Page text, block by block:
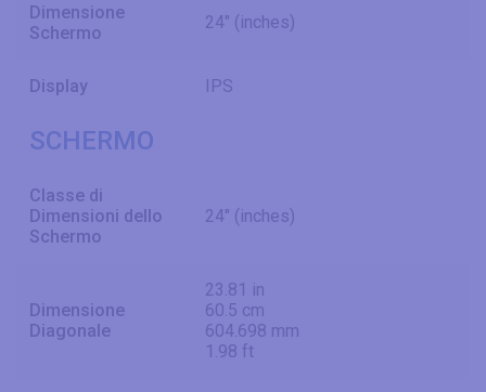
Dimensione
Schermo
24" (inches)
Display IPS
SCHERMO
Classe di
Dimensioni dello
Schermo
24" (inches)
Dimensione
Diagonale
23.81 in
60.5 cm
604.698 mm
1.98 ft